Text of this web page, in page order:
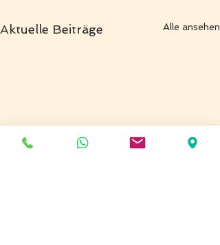
Aktuelle Beiträge Alle ansehen